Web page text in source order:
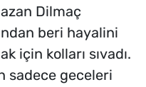
Dilmaç
beri hayalini
için kolları sıvadı.
sadece geceleri